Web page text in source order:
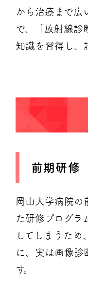
から治療まで広
で、「放射線診
知識を習得し、
前期研修
岡山大学病院の
た研修プログラ
してしまうた
に、実は画像診
す。